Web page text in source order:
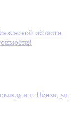
области.
в г. Пенза, ул.